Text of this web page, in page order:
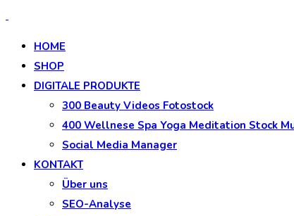
HOME
SHOP
DIGITALE PRODUKTE
300 Beauty Videos Fotostock
400 Wellnese Spa Yoga Meditation Stock
Social Media Manager
KONTAKT
Über uns
SEO-Analyse